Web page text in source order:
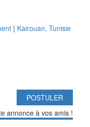
| Kairouan, Tunisie
POSTULER
annonce à vos amis !